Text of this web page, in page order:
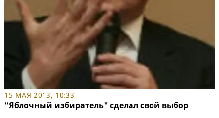
15 МАЯ 2013, 10:33
"Яблочный избиратель" сделал свой выбор